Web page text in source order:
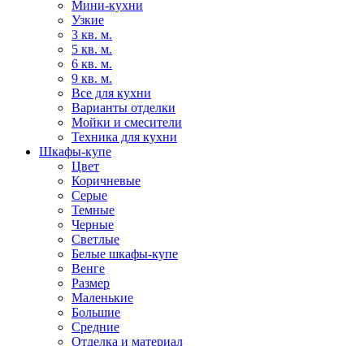
Мини-кухни
Узкие
3 кв. м.
5 кв. м.
6 кв. м.
9 кв. м.
Все для кухни
Варианты отделки
Мойки и смесители
Техника для кухни
Шкафы-купе
Цвет
Коричневые
Серые
Темные
Черные
Светлые
Белые шкафы-купе
Венге
Размер
Маленькие
Большие
Средние
Отделка и материал